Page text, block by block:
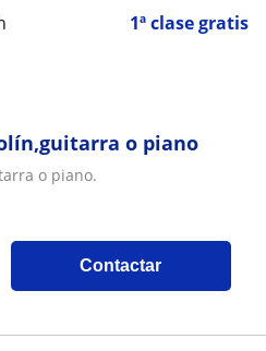
1ª clase gratis
o piano
o piano.
Contactar